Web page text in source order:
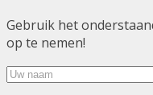
Gebruik het
op te nemen!